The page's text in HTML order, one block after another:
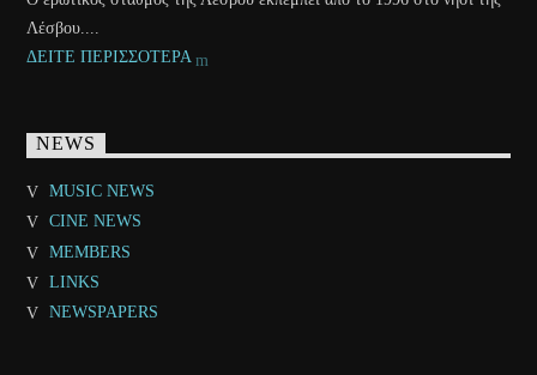
Λέσβου....
ΔΕΙΤΕ ΠΕΡΙΣΣΟΤΕΡΑ
NEWS
MUSIC NEWS
CINE NEWS
MEMBERS
LINKS
NEWSPAPERS